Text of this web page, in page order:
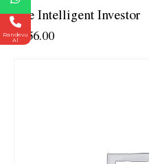
The Intelligent Investor
$256.00
Randevu
Al